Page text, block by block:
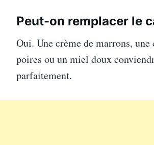
Peut-on remplacer le
Oui. Une crème de marrons,
poires ou un miel doux
parfaitement.